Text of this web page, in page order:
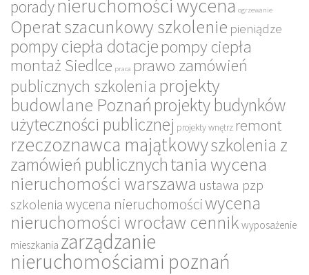
poradynieruchomości wycena ogrzewanie
Operat szacunkowy szkolenie pieniądze
pompy ciepła dotacjepompy ciepła
montaż Siedlce praca prawo zamówień
publicznych szkolenia projekty
budowlane Poznańprojekty budynków
użyteczności publicznej projekty wnętrz remont
rzeczoznawca majątkowyszkolenia z
zamówień publicznychtania wycena
nieruchomości warszawa ustawa pzp
szkolenia wycena nieruchomościwycena
nieruchomości wrocław cennik wyposażenie
mieszkania zarządzanie
nieruchomościami poznań